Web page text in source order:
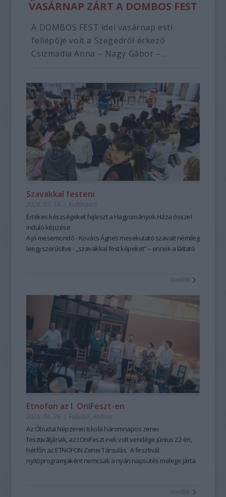
VASÁRNAP ZÁRT A DOMBOS FEST
A DOMBOS FEST idei vasárnap esti
fellépője volt a Szegedről érkező
Csizmadia Anna – Nagy Gábor –...
Szavakkal festeni
2026. 07. 16. | Kultúrpart
Értékes készségeket fejleszt a Hagyományok Háza ősszel
induló képzése
A jó mesemondó - Kovács Ágnes mesekutató szavait némileg
leegyszerűsítve - „szavakkal fest képeket” – ennek a láttató
mesemondás nemcsak művészi élményt ad, hanem
magabiztosabb megszólaláshoz, fellépéshez, segíti az
előadói, pedagógusi jelenlétet, fejleszti a meggyőző, hiteles
kommunikációt is – olyan készségeket, amelyek digitális
korunkban is hangsúlyozottan értékesek. Ehhez nyújt
nagyszerű lehetőséget az idén 25 éves Hagyományok Háza
ősszel induló képzése, mely pedagógusok és
közművelődési szakemberek számára kínál elmélyült
szakmai és gyakorlati tudást a szövegfolklór tanulásáról és
tanításának módszertanáról.
Évi
a
Hagyományok
Házában
-
tovább
Etnofon az I. OniFeszt-en
2026. 06. 26. | FabulyA_Andrea
Az Óbudai Népzenei Iskola háromnapos zenei
fesztiváljának, az I.OniFeszt-nek volt vendége június 22-én,
hétfőn az ETNOFON Zenei Társulás. A fesztivál
nyitóprogramjaként nemcsak a nyári napsütés melege járta
tovább